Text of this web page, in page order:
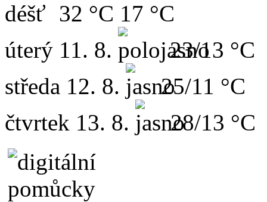
32 °C 17 °C
úterý 11. 8.
23/13 °C
středa 12. 8.
25/11 °C
čtvrtek 13. 8. 28/13 °C